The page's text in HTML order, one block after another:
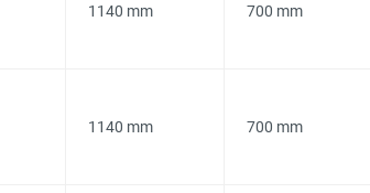
1140 mm 700 mm
1140 mm 700 mm